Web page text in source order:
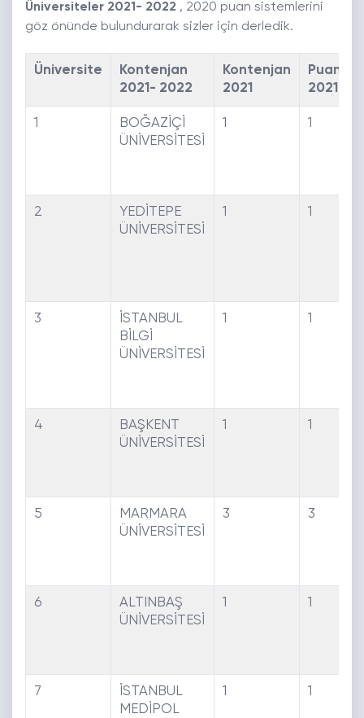
Üniversiteler 2021- 2022 , 2020 puan sistemlerini
göz önünde bulundurarak sizler için derledik.
Üniversite
Kontenjan
2021- 2022
Kontenjan
2021
Puan
2021
1
BOĞAZİÇİ
ÜNİVERSİTESİ
1 1
2
YEDİTEPE
ÜNİVERSİTESİ
1 1
3
İSTANBUL
BİLGİ
ÜNİVERSİTESİ
1 1
4
BAŞKENT
ÜNİVERSİTESİ
1 1
5
MARMARA
ÜNİVERSİTESİ
3 3
6
ALTINBAŞ
ÜNİVERSİTESİ
1 1
7
İSTANBUL
MEDİPOL
1 1